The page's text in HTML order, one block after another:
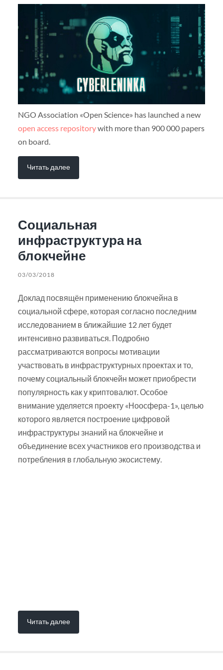
NGO Association «Open Science» has launched a new
open access repositorywith more than 900 000 papers
on board.
Читать далее
Социальная
инфраструктура на
блокчейне
03/03/2018
Доклад посвящён применению блокчейна в
социальной сфере, которая согласно последним
исследованием в ближайшие 12 лет будет
интенсивно развиваться. Подробно
рассматриваются вопросы мотивации
участвовать в инфраструктурных проектах и то,
почему социальный блокчейн может приобрести
популярность как у криптовалют. Особое
внимание уделяется проекту «Ноосфера-1», целью
которого является построение цифровой
инфраструктуры знаний на блокчейне и
объединение всех участников его производства и
потребления в глобальную экосистему.
Читать далее